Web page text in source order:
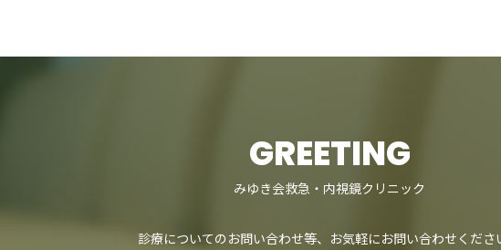
GREETING
みゆき会救急・内視鏡クリニック
診療についてのお問い合わせ等、 お気軽にお問い合わせくださ